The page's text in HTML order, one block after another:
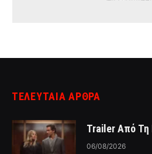
ΤΕΛΕΥΤΑΙΑ ΑΡΘΡΑ
Trailer Από Τη
06/08/2026